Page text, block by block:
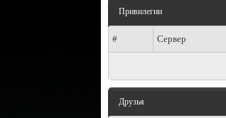
Привилегии
# Сервер
Друзья